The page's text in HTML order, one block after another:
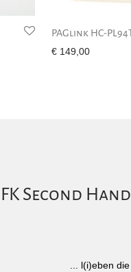
PAGlink HC-
€ 149,00
FK Second
... l(i)eben